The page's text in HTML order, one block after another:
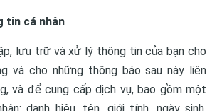
tin cá nhân
lưu trữ và xử lý thông tin của bạn cho
và cho những thông báo sau này liên
và để cung cấp dịch vụ, bao gồm một